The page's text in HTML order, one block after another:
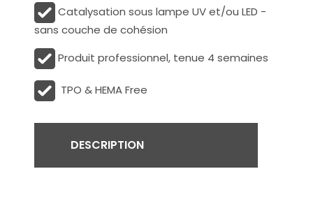
Catalysation sous lampe UV et/ou LED -
sans couche de cohésion
Produit professionnel, tenue 4 semaines
TPO & HEMA Free
DESCRIPTION